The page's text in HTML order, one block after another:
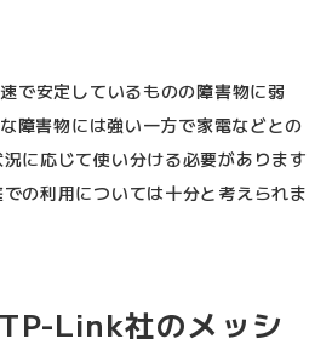
で安定しているものの障害物に弱
障害物には強い一方で家電などとの
に応じて使い分ける必要があります
の利用については十分と考えられま
Link社のメッシ